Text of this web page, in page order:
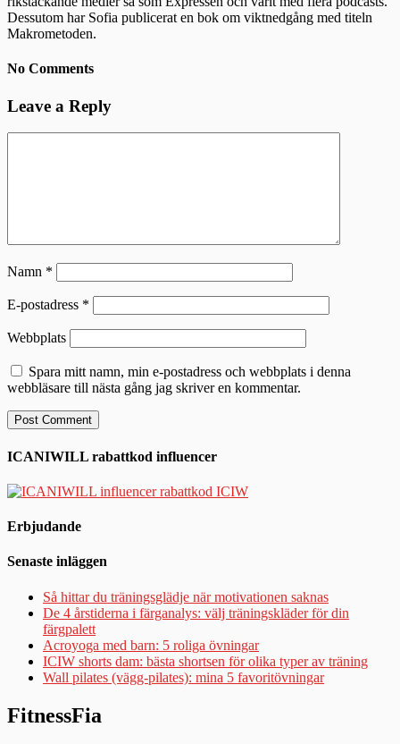
Dessutom har Sofia publicerat en bok om viktnedgång med titeln
Makrometoden.
No Comments
Leave a Reply
Namn *
E-postadress *
Webbplats
Spara mitt namn, min e-postadress och webbplats i denna
webbläsare till nästa gång jag skriver en kommentar.
ICANIWILL rabattkod influencer
Erbjudande
Senaste inläggen
Så hittar du träningsglädje när motivationen saknas
De 4 årstiderna i färganalys: välj träningskläder för din
färgpalett
Acroyoga med barn: 5 roliga övningar
ICIW shorts dam: bästa shortsen för olika typer av träning
Wall pilates (vägg-pilates): mina 5 favoritövningar
FitnessFia